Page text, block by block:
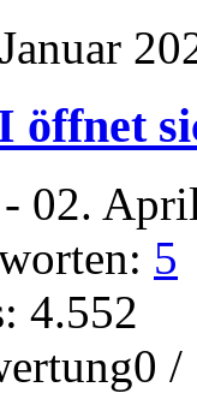
öffnet
- 02.
5
4.552
/